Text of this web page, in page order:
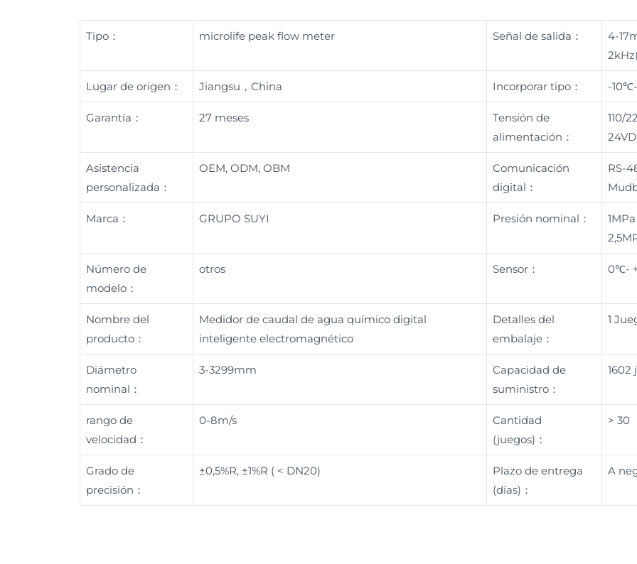
Tipo： microlife peak flow meter Señal de salida：
4-
Lugar de origen： Jiangsu，China Incorporar tipo： -
Garantía： 27 meses
Tensión de
alimentación：
110/
Asistencia
personalizada：
OEM, ODM, OBM
Comunicación
digital：
RS-
Marca： GRUPO SUYI Presión nominal：
Número de
modelo：
otros Sensor： 0℃-
Nombre del
producto：
Medidor de caudal de agua químico digital
inteligente electromagnético
Detalles del
embalaje：
1
Diámetro
nominal：
3-3299mm
Capacidad de
suministro：
1602
rango de
velocidad：
0-8m/s
Cantidad
(juegos)：
> 30
Grado de
precisión：
±0,5%R, ±1%R ( < DN20)
Plazo de entrega
(días)：
A